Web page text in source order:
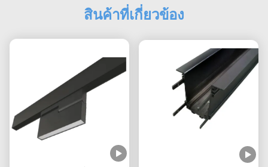
สินค้าที่เกี่ยวข้อง